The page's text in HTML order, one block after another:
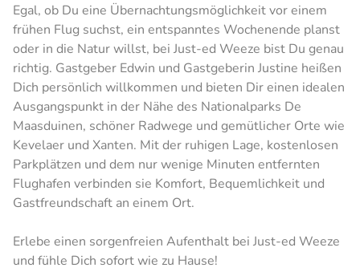
Egal, ob Du eine Übernachtungsmöglichkeit vor einem
frühen Flug suchst, ein entspanntes Wochenende planst
oder in die Natur willst, bei Just-ed Weeze bist Du genau
richtig. Gastgeber Edwin und Gastgeberin Justine heißen
Dich persönlich willkommen und bieten Dir einen idealen
Ausgangspunkt in der Nähe des Nationalparks De
Maasduinen, schöner Radwege und gemütlicher Orte wie
Kevelaer und Xanten. Mit der ruhigen Lage, kostenlosen
Parkplätzen und dem nur wenige Minuten entfernten
Flughafen verbinden sie Komfort, Bequemlichkeit und
Gastfreundschaft an einem Ort.
Erlebe einen sorgenfreien Aufenthalt bei Just-ed Weeze
und fühle Dich sofort wie zu Hause!